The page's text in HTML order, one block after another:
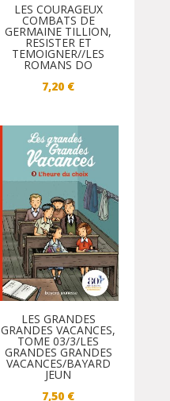
LES COURAGEUX
COMBATS DE
GERMAINE TILLION,
RESISTER ET
TEMOIGNER//LES
ROMANS DO
7,20 €
LES GRANDES
GRANDES VACANCES,
TOME 03/3/LES
GRANDES GRANDES
VACANCES/BAYARD
JEUN
7,50 €